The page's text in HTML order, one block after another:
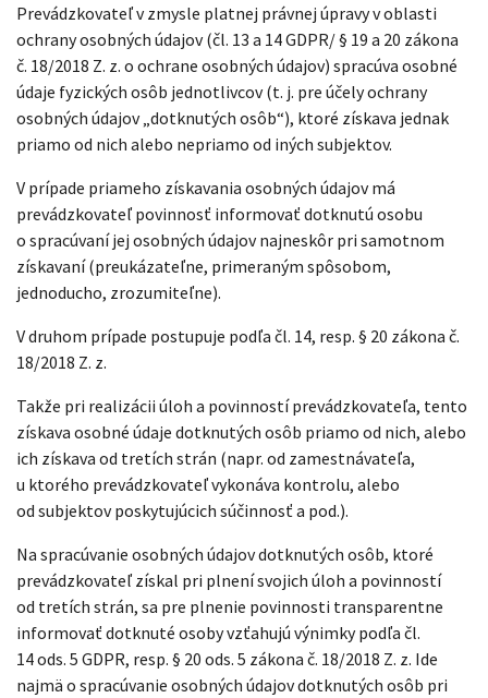
Prevádzkovateľ v zmysle platnej právnej úpravy v oblasti
ochrany osobných údajov (čl. 13 a 14 GDPR/ § 19 a 20 zákona
č. 18/2018 Z. z. o ochrane osobných údajov) spracúva osobné
údaje fyzických osôb jednotlivcov (t. j. pre účely ochrany
osobných údajov „dotknutých osôb“), ktoré získava jednak
priamo od nich alebo nepriamo od iných subjektov.
V prípade priameho získavania osobných údajov má
prevádzkovateľ povinnosť informovať dotknutú osobu
o spracúvaní jej osobných údajov najneskôr pri samotnom
získavaní (preukázateľne, primeraným spôsobom,
jednoducho, zrozumiteľne).
V druhom prípade postupuje podľa čl. 14, resp. § 20 zákona č.
18/2018 Z. z.
Takže pri realizácii úloh a povinností prevádzkovateľa, tento
získava osobné údaje dotknutých osôb priamo od nich, alebo
ich získava od tretích strán (napr. od zamestnávateľa,
u ktorého prevádzkovateľ vykonáva kontrolu, alebo
od subjektov poskytujúcich súčinnosť a pod.).
Na spracúvanie osobných údajov dotknutých osôb, ktoré
prevádzkovateľ získal pri plnení svojich úloh a povinností
od tretích strán, sa pre plnenie povinnosti transparentne
informovať dotknuté osoby vzťahujú výnimky podľa čl.
14 ods. 5 GDPR, resp. § 20 ods. 5 zákona č. 18/2018 Z. z. Ide
najmä o spracúvanie osobných údajov dotknutých osôb pri